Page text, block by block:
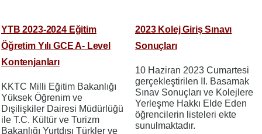
YTB 2023-2024 Eğitim
Öğretim Yılı GCE A- Level
Kontenjanları
KKTC Milli Eğitim Bakanlığı
Yüksek Öğrenim ve
Dışilişkiler Dairesi Müdürlüğü
ile T.C. Kültür ve Turizm
Bakanlığı Yurtdışı Türkler ve
2023 Kolej Giriş Sınavı
Sonuçları
10 Haziran 2023 Cumartesi
gerçekleştirilen II. Basamak
Sınav Sonuçları ve Kolejlere
Yerleşme Hakkı Elde Eden
öğrencilerin listeleri ekte
sunulmaktadır.